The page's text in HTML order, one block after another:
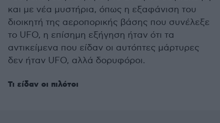
και με νέα μυστήρια, όπως η εξαφάνιση του
διοικητή της αεροπορικής βάσης που συνέλεξε
το UFO, η επίσημη εξήγηση ήταν ότι τα
αντικείμενα που είδαν οι αυτόπτες μάρτυρες
δεν ήταν UFO, αλλά δορυφόροι.
Τι είδαν οι πιλότοι